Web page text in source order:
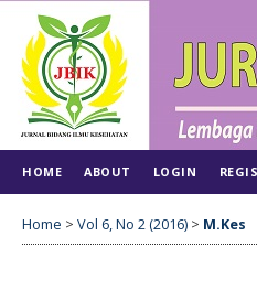
HOME ABOUT LOGIN
Home > Vol 6, No 2 (2016) > M.Kes